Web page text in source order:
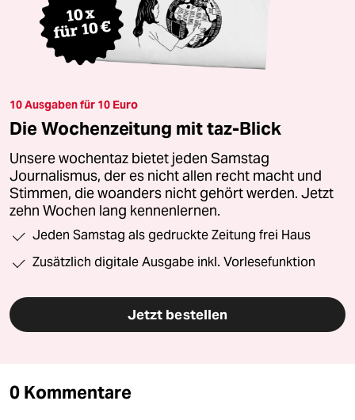
10 Ausgaben für 10 Euro
Die Wochenzeitung mit taz-Blick
Unsere wochentaz bietet jeden Samstag
Journalismus, der es nicht allen recht macht und
Stimmen, die woanders nicht gehört werden. Jetzt
zehn Wochen lang kennenlernen.
Jeden Samstag als gedruckte Zeitung frei Haus
Zusätzlich digitale Ausgabe inkl. Vorlesefunktion
Jetzt bestellen
0 Kommentare